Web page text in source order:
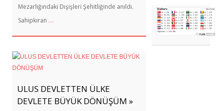
Mezarlığındaki Dışişleri Şehitliğinde anıldı.
Sahipkıran …
ULUS DEVLETTEN ÜLKE
DEVLETE BÜYÜK DÖNÜŞÜM »